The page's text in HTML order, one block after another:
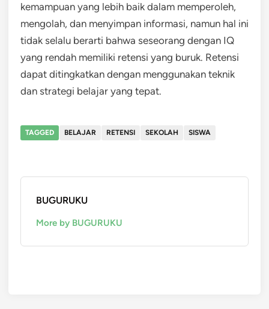
kemampuan yang lebih baik dalam memperoleh,
mengolah, dan menyimpan informasi, namun hal ini
tidak selalu berarti bahwa seseorang dengan IQ
yang rendah memiliki retensi yang buruk. Retensi
dapat ditingkatkan dengan menggunakan teknik
dan strategi belajar yang tepat.
TAGGED BELAJAR RETENSI SEKOLAH SISWA
BUGURUKU
More by BUGURUKU